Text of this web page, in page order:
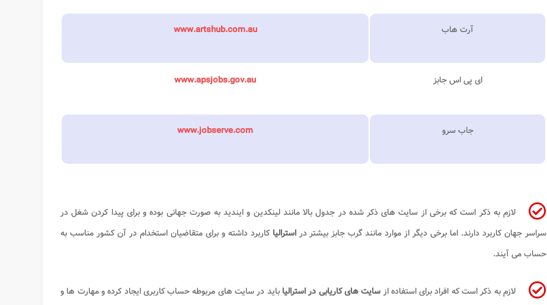
آرت هاب www.artshub.com.au
ای پی اس جابز www.apsjobs.gov.au
جاب سرو www.jobserve.com
لازم به ذکر است که برخی از سایت های ذکر شده در جدول بالا مانند لینکدین و ایندید به صورت جهانی بوده و برای پیدا کردن شغل در
سراسر جهان کاربرد دارند. اما برخی دیگر از موارد مانند گرب جابز بیشتر دراسترالیا کاربرد داشته و برای متقاضیان استخدام در آن کشور مناسب به
حساب می آیند.
لازم به ذکر است که افراد برای استفاده از سایت های کاریابی در استرالیا باید در سایت های مربوطه حساب کاربری ایجاد کرده و مهارت ها و